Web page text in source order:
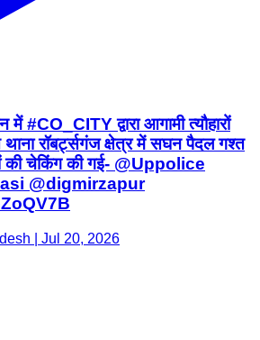
#CO_CITY द्वारा आगामी त्यौहारों
रॉबर्ट्सगंज क्षेत्र में सघन पैदल गश्त
की चेकिंग की गई- @Uppolice
@digmirzapur
| Jul 20, 2026